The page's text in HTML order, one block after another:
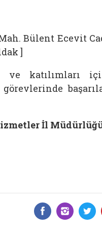
Bülent Ecevit
]
ve katılımları
İl